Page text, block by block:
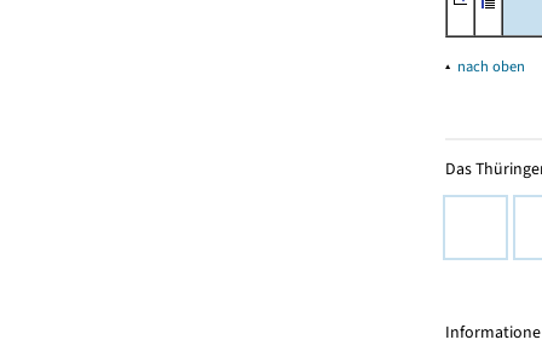
▴ nach oben
Das